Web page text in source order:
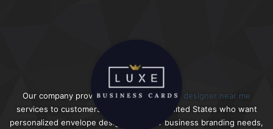
Our company providescustom envelopes designer near me
services to customers throughout the United States who want
personalized envelope designs for their business branding needs,